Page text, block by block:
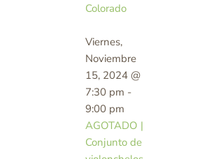
Colorado
Viernes,
Noviembre
15, 2024 @
7:30 pm -
9:00 pm
AGOTADO |
Conjunto de